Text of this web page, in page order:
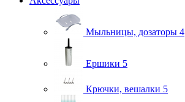
Мыльницы, дозаторы 4
Ершики 5
Крючки, вешалки 5